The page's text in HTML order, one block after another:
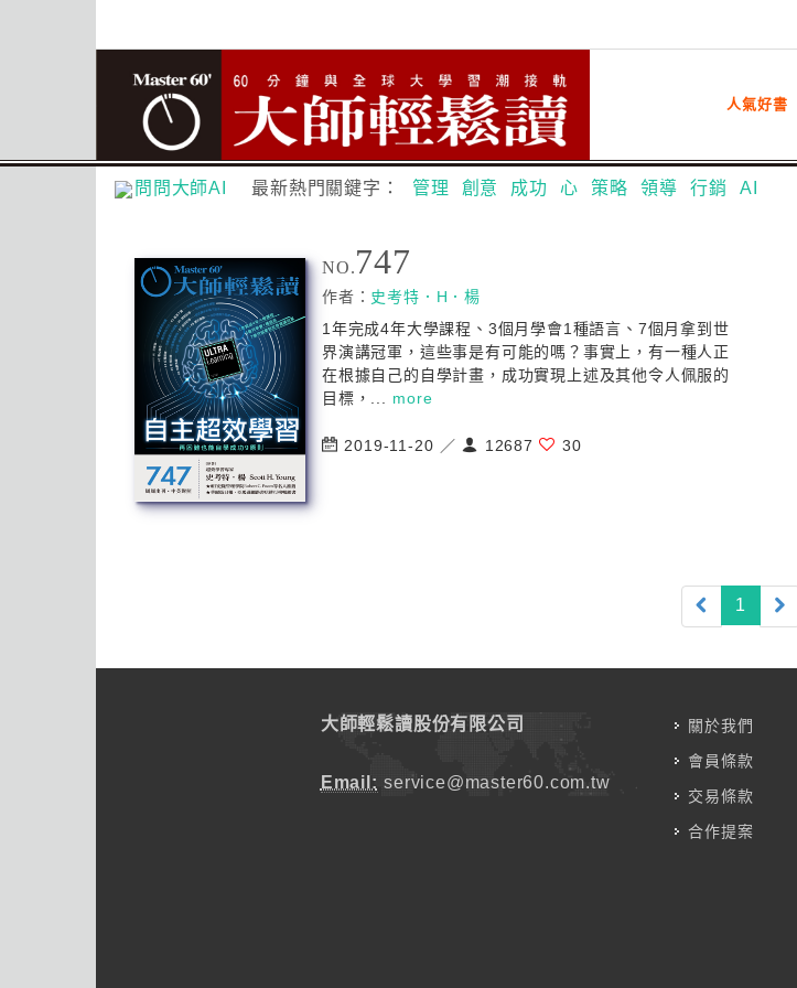
人氣好書
問問大師AI 最新熱門關鍵字： 管理 創意 成功 心 策略 領導 行銷 AI
NO.747
作者： 史考特．H．楊
1年完成4年大學課程、3個月學會1種語言、7個月拿到世
界演講冠軍，這些事是有可能的嗎？事實上，有一種人正
在根據自己的自學計畫，成功實現上述及其他令人佩服的
目標，... more
2019-11-20 ／ 12687 30
1
大師輕鬆讀股份有限公司
Email: service@master60.com.tw
關於我們
會員條款
交易條款
合作提案